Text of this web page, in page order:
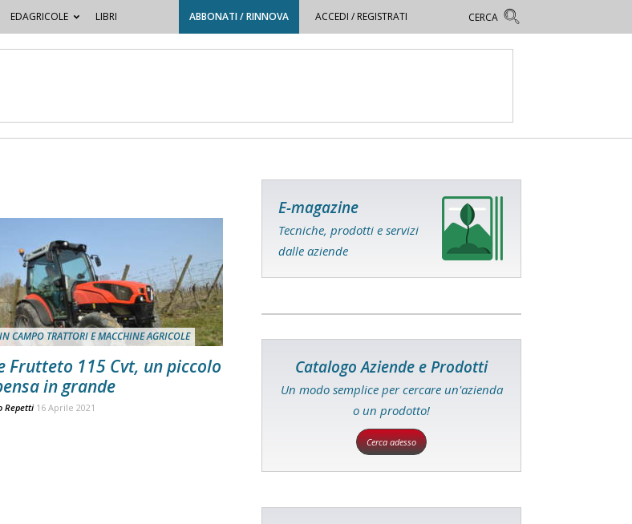
EDAGRICOLE LIBRI ABBONATI / RINNOVA ACCEDI / REGISTRATI
CAMPO TRATTORI E MACCHINE AGRICOLE
Frutteto 115 Cvt, un piccolo
in grande
Repetti 16 Aprile 2021
E-magazine
Tecniche, prodotti e servizi
dalle aziende
Catalogo Aziende e Prodotti
Un modo semplice per cercare un'azienda
o un prodotto!
Cerca adesso